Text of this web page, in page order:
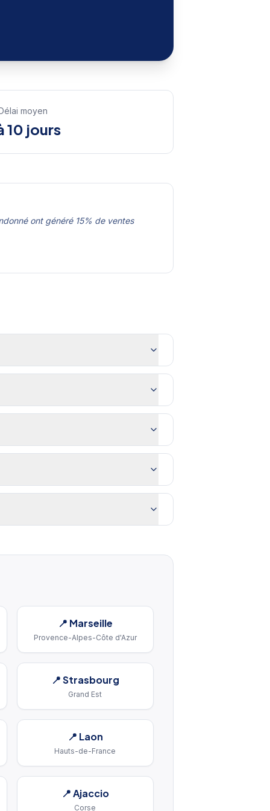
moyen
10 jours
ont généré 15% de ventes
📍 Marseille
Provence-Alpes-Côte d'Azur
📍Strasbourg
Grand Est
📍 Laon
Hauts-de-France
📍Ajaccio
Corse